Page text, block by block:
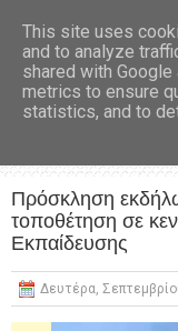
Πρόσκληση
τοποθέτηση σε
Εκπαίδευσης
Δευτέρα,
This site uses
and to analyze
shared with
metrics to ensure
statistics, and to